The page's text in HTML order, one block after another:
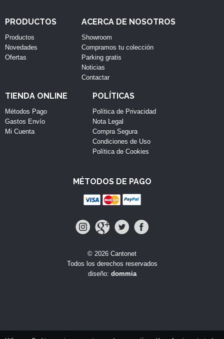
PRODUCTOS
Productos
Novedades
Ofertas
ACERCA DE NOSOTROS
Showroom
Compramos tu colección
Parking gratis
Noticias
Contactar
TIENDA ONLINE
Métodos Pago
Gastos Envío
Mi Cuenta
POLÍTICAS
Política de Privacidad
Nota Legal
Compra Segura
Condiciones de Uso
Política de Cookies
MÉTODOS DE PAGO
© 2026 Cantonet
Todos los derechos reservados
diseño: dommia